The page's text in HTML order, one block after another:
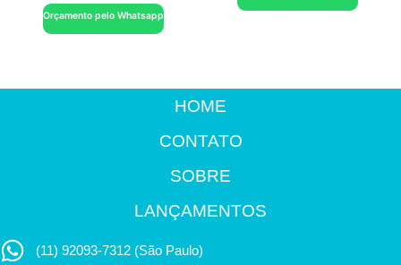
Orçamento pelo Whatsapp
HOME
CONTATO
SOBRE
LANÇAMENTOS
(11) 92093-7312 (São Paulo)